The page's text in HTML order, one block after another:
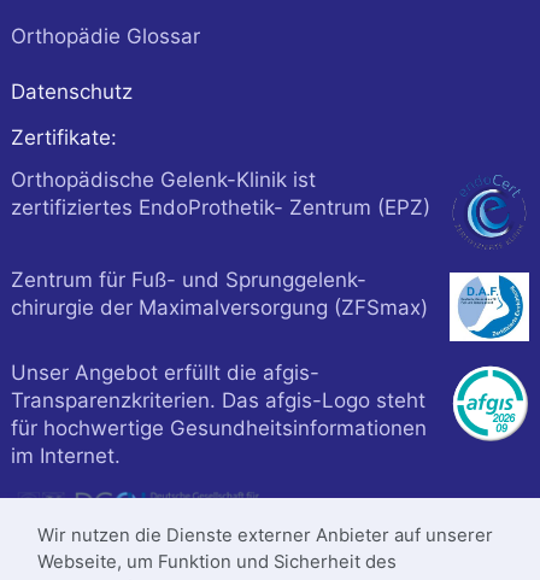
Orthopädie Glossar
Datenschutz
Zertifikate:
Orthopädische Gelenk-Klinik ist
zertifiziertes EndoProthetik- Zentrum (EPZ)
Zentrum für Fuß- und Sprunggelenk-
chirurgie der Maximalversorgung (ZFSmax)
Unser Angebot erfüllt die afgis-
Transparenzkriterien. Das afgis-Logo steht
für hochwertige Gesundheitsinformationen
im Internet.
Wir nutzen die Dienste externer Anbieter auf unserer
Webseite, um Funktion und Sicherheit des